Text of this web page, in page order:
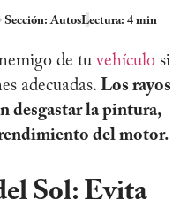
Sección:AutosLectura: 4 min
de tuvehículo si
adecuadas. Los rayos
desgastar la pintura,
del motor.
Sol: Evita